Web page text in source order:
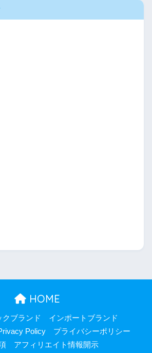
HOME
クブランド
インポートブランド
Policy
プライバシーポリシー
アフィリエイト情報開示